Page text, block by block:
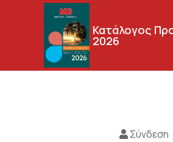
Κατάλογος
2026
Σύνδεση